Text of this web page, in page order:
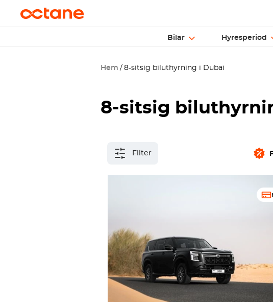
Bilar Hyresperiod
Hem 8-sitsig biluthyrning i Dubai
8-sitsig
Filter